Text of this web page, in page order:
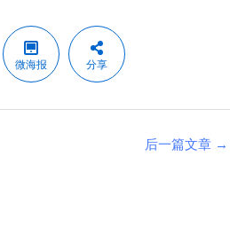
微海报 分享
后一篇文章 →